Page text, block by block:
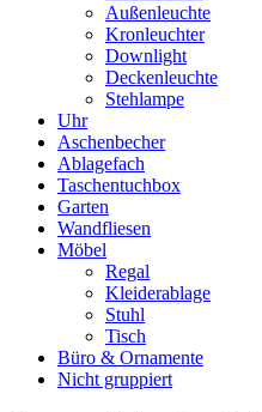
Außenleuchte
Kronleuchter
Downlight
Deckenleuchte
Stehlampe
Uhr
Aschenbecher
Ablagefach
Taschentuchbox
Garten
Wandfliesen
Möbel
Regal
Kleiderablage
Stuhl
Tisch
Büro & Ornamente
Nicht gruppiert